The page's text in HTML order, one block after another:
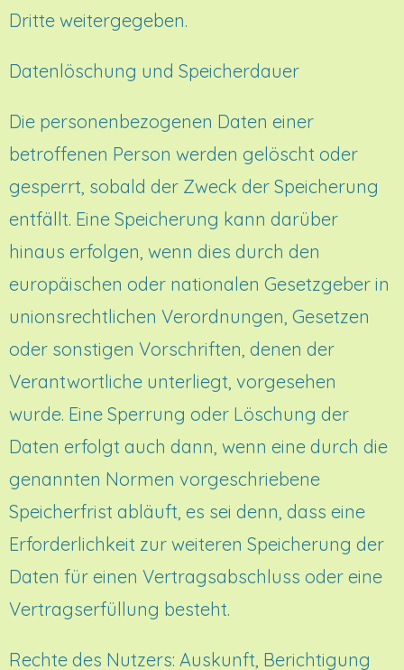
Dritte weitergegeben.
Datenlöschung und Speicherdauer
Die personenbezogenen Daten einer
betroffenen Person werden gelöscht oder
gesperrt, sobald der Zweck der Speicherung
entfällt. Eine Speicherung kann darüber
hinaus erfolgen, wenn dies durch den
europäischen oder nationalen Gesetzgeber in
unionsrechtlichen Verordnungen, Gesetzen
oder sonstigen Vorschriften, denen der
Verantwortliche unterliegt, vorgesehen
wurde. Eine Sperrung oder Löschung der
Daten erfolgt auch dann, wenn eine durch die
genannten Normen vorgeschriebene
Speicherfrist abläuft, es sei denn, dass eine
Erforderlichkeit zur weiteren Speicherung der
Daten für einen Vertragsabschluss oder eine
Vertragserfüllung besteht.
Rechte des Nutzers: Auskunft, Berichtigung